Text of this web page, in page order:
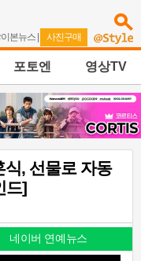
본뉴스 | 사진구매
포토엔 영상TV
, 선물로 자동
드]
네이버 연예뉴스